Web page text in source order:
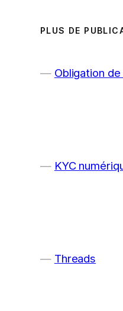
PLUS DE
Obligation
KYC
Threads